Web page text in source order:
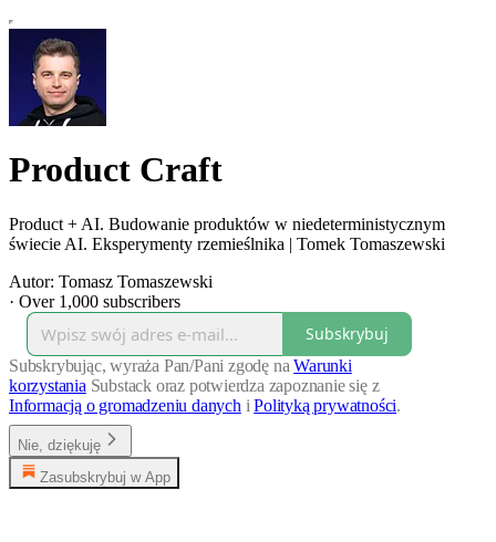
Product Craft
Product + AI. Budowanie produktów w niedeterministycznym
świecie AI. Eksperymenty rzemieślnika | Tomek Tomaszewski
Autor: Tomasz Tomaszewski
· Over 1,000 subscribers
Subskrybuj
Subskrybując, wyraża Pan/Pani zgodę naWarunki
korzystania Substack oraz potwierdza zapoznanie się z
Informacją o gromadzeniu danych iPolityką prywatności.
Nie, dziękuję
Zasubskrybuj w App